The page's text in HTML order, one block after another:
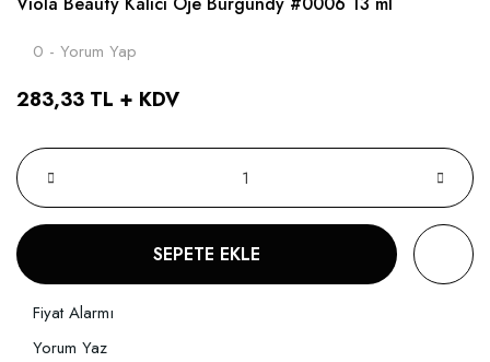
0 - Yorum Yap
283,33 TL + KDV
SEPETE EKLE
Fiyat Alarmı
Yorum Yaz